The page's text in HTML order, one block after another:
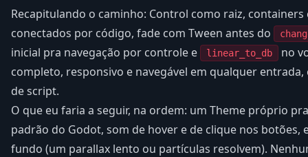
Recapitulando o caminho: Control como raiz,
conectados por código, fade com Tween antes do
inicial pra navegação por controle e linear_to_db
no
completo, responsivo e navegável em qualquer
de script.
O que eu faria a seguir, na ordem: um Theme próprio
padrão do Godot, som de hover e de clique nos botões,
fundo (um parallax lento ou partículas resolvem).